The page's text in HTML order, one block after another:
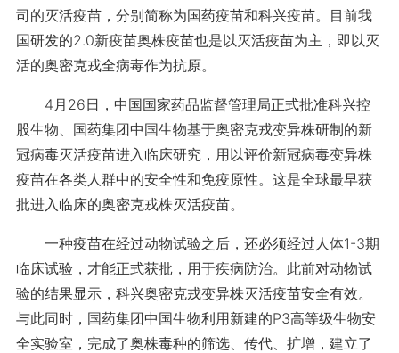
司的灭活疫苗，分别简称为国药疫苗和科兴疫苗。目前我
国研发的2.0新疫苗奥株疫苗也是以灭活疫苗为主，即以灭
活的奥密克戎全病毒作为抗原。
4月26日，中国国家药品监督管理局正式批准科兴控
股生物、国药集团中国生物基于奥密克戎变异株研制的新
冠病毒灭活疫苗进入临床研究，用以评价新冠病毒变异株
疫苗在各类人群中的安全性和免疫原性。这是全球最早获
批进入临床的奥密克戎株灭活疫苗。
一种疫苗在经过动物试验之后，还必须经过人体1-3期
临床试验，才能正式获批，用于疾病防治。此前对动物试
验的结果显示，科兴奥密克戎变异株灭活疫苗安全有效。
与此同时，国药集团中国生物利用新建的P3高等级生物安
全实验室，完成了奥株毒种的筛选、传代、扩增，建立了